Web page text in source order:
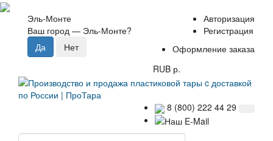
Эль-Монте
Ваш город — Эль-Монте?
Авторизация
Регистрация
Оформление заказа
RUB р.
8 (800) 222 44 29